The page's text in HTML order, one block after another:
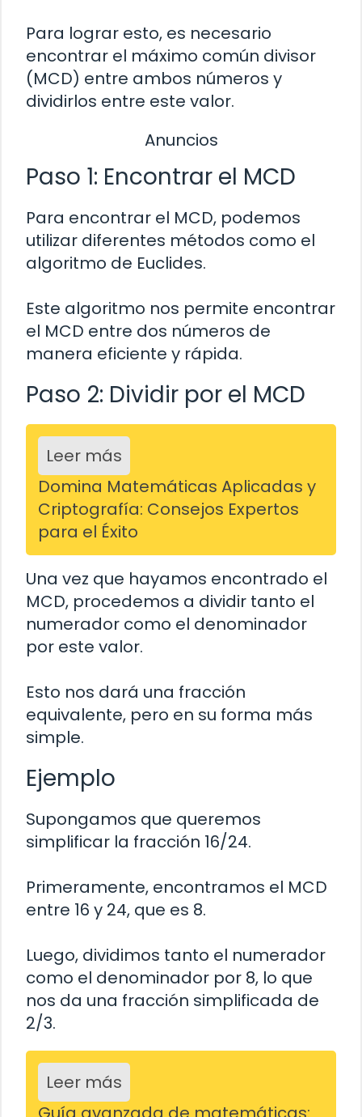
Para lograr esto, es necesario
encontrar el máximo común divisor
(MCD) entre ambos números y
dividirlos entre este valor.
Anuncios
Paso 1: Encontrar el MCD
Para encontrar el MCD, podemos
utilizar diferentes métodos como el
algoritmo de Euclides.
Este algoritmo nos permite encontrar
el MCD entre dos números de
manera eficiente y rápida.
Paso 2: Dividir por el MCD
Leer más
Domina Matemáticas Aplicadas y
Criptografía: Consejos Expertos
para el Éxito
Una vez que hayamos encontrado el
MCD, procedemos a dividir tanto el
numerador como el denominador
por este valor.
Esto nos dará una fracción
equivalente, pero en su forma más
simple.
Ejemplo
Supongamos que queremos
simplificar la fracción 16/24.
Primeramente, encontramos el MCD
entre 16 y 24, que es 8.
Luego, dividimos tanto el numerador
como el denominador por 8, lo que
nos da una fracción simplificada de
2/3.
Leer más